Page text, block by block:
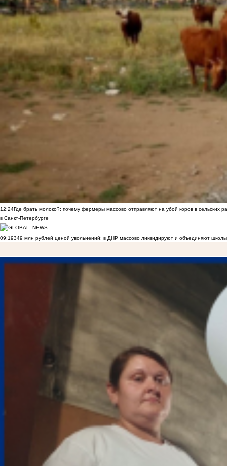
12:24Где брать молоко?: почему фермеры массово отправляют на убой коров в сельских
в Санкт-Петербурге
09:19349 млн рублей ценой увольнений: в ДНР массово ликвидируют и объединяют